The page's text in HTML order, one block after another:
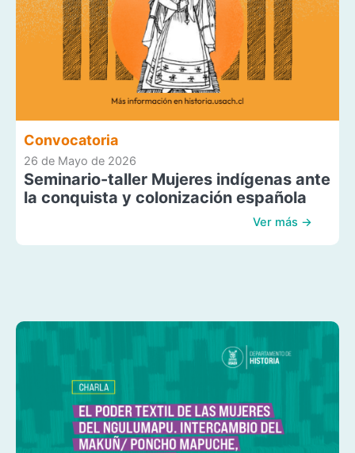
Convocatoria
26 de Mayo de 2026
Seminario-taller Mujeres indígenas ante
la conquista y colonización española
Ver más →